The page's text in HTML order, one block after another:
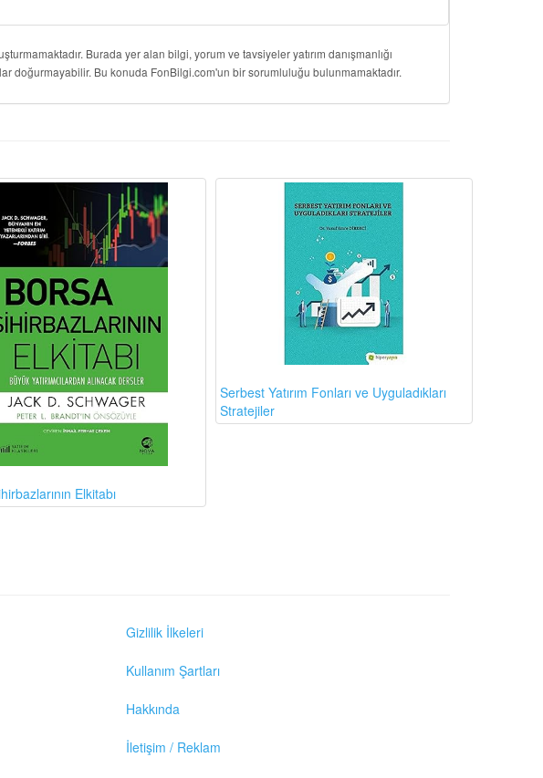
Burada yer alan bilgi, yorum ve tavsiyeler yatırım danışmanlığı
doğurmayabilir. Bu konuda FonBilgi.com'un bir sorumluluğu bulunmamaktadır.
Elkitabı
Serbest Yatırım Fonları ve Uyguladıkları
Stratejiler
Gizlilik İlkeleri
Kullanım Şartları
Hakkında
İletişim / Reklam